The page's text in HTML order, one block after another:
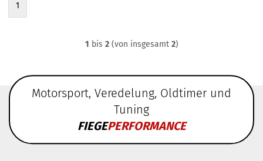
1
1 bis 2(von insgesamt 2)
Motorsport, Veredelung, Oldtimer und
Tuning
FIEGEPERFORMANCE